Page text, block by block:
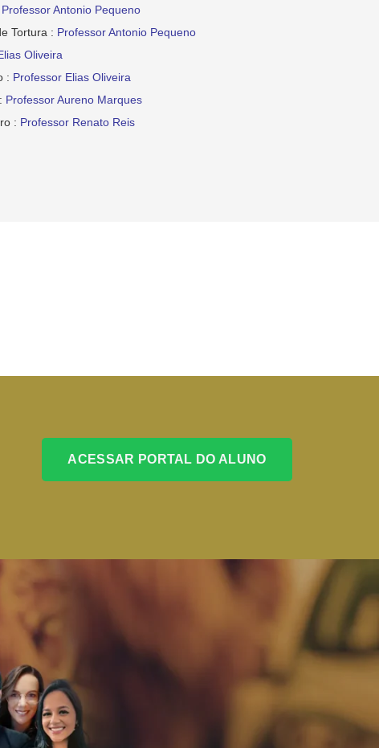
Professor Antonio Pequeno
Tortura : Professor Antonio Pequeno
Oliveira
: Professor Elias Oliveira
Professor Aureno Marques
: Professor Renato Reis
ACESSAR PORTAL DO ALUNO